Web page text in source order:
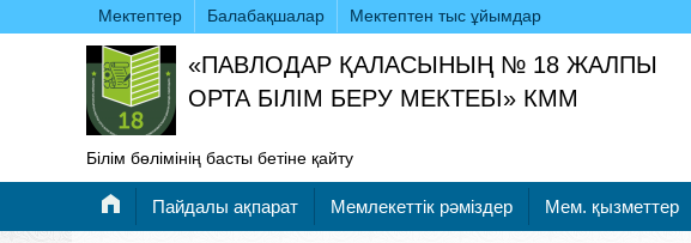
Мектептер Балабақшалар Мектептен тыс ұйымдар
«ПАВЛОДАР ҚАЛАСЫНЫҢ № 18 ЖАЛПЫ
ОРТА БІЛІМ БЕРУ МЕКТЕБІ» КММ
Білім бөлімінің басты бетіне қайту
Пайдалы ақпарат Мемлекеттік рәміздер Мем. қызметтер